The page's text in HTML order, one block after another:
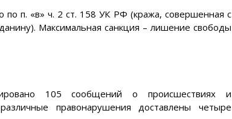
по п. «в» ч. 2 ст. 158 УК РФ (кража, совершенная с
Максимальная санкция – лишение свободы
105 сообщений о происшествиях и
правонарушения доставлены четыре